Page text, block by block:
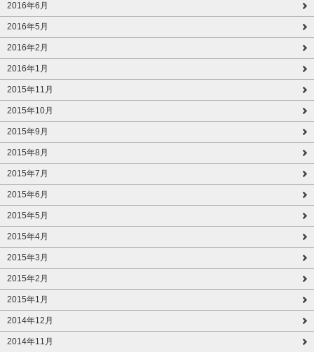
2016年6月
2016年5月
2016年2月
2016年1月
2015年11月
2015年10月
2015年9月
2015年8月
2015年7月
2015年6月
2015年5月
2015年4月
2015年3月
2015年2月
2015年1月
2014年12月
2014年11月